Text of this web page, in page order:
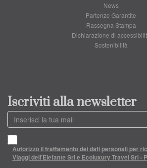
News
Partenze Garantite
Rassegna Stampa
Dichiarazione di
Sostenibilità
Iscriviti alla newsletter
Autorizzo il trattamento dei dati personali per
Viaggi dell'Elefante Srl e Ecoluxury Travel Srl -